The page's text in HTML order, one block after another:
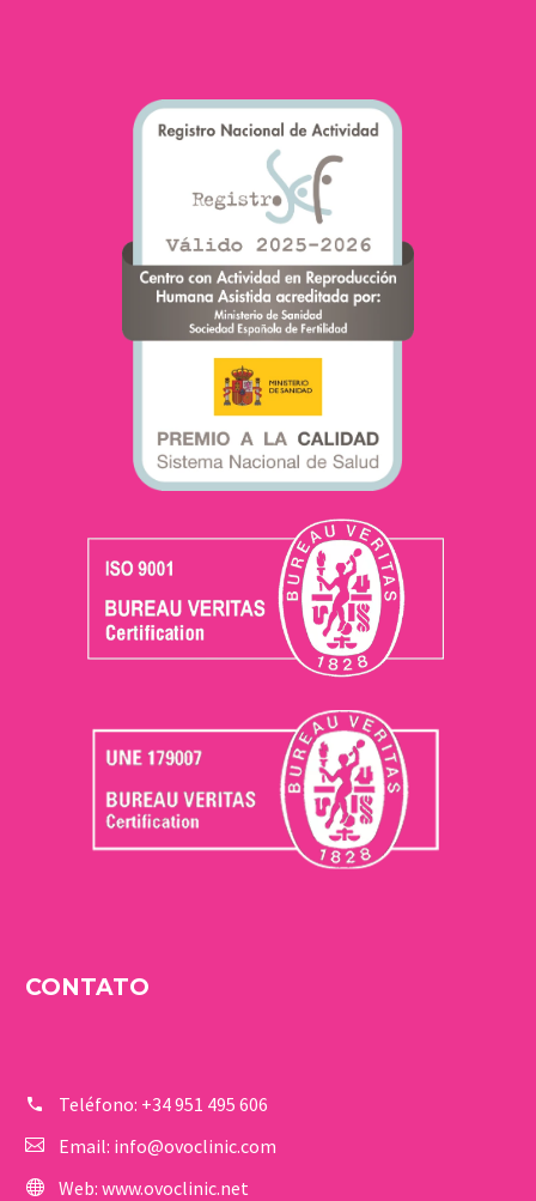
CONTATO
Teléfono: +34 951 495 606
Email: info@ovoclinic.com
Web: www.ovoclinic.net